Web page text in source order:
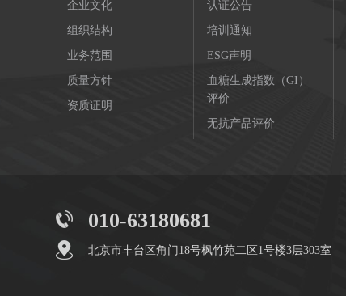
企业文化
组织结构
业务范围
质量方针
资质证明
认证公告
培训通知
ESG声明
血糖生成指数（GI）
评价
无抗产品评价
010-63180681
北京市丰台区角门18号枫竹苑二区1号楼3层303室